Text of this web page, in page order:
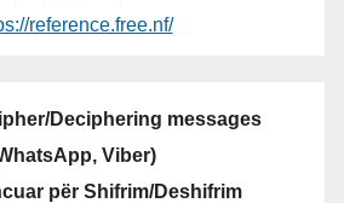
reference.free.nf/
Deciphering messages
Viber)
për Shifrim/Deshifrim